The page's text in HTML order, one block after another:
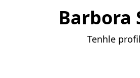
Barbora
Tenhle